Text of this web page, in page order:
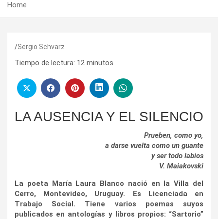
Home
Sergio Schvarz
Tiempo de lectura: 12 minutos
LA AUSENCIA Y EL SILENCIO
Prueben, como yo,
a darse vuelta como un guante
y ser todo labios
V. Maiakovski
La poeta María Laura Blanco nació en la Villa del
Cerro, Montevideo, Uruguay. Es Licenciada en
Trabajo Social. Tiene varios poemas suyos
publicados en antologías y libros propios: “Sartorio”